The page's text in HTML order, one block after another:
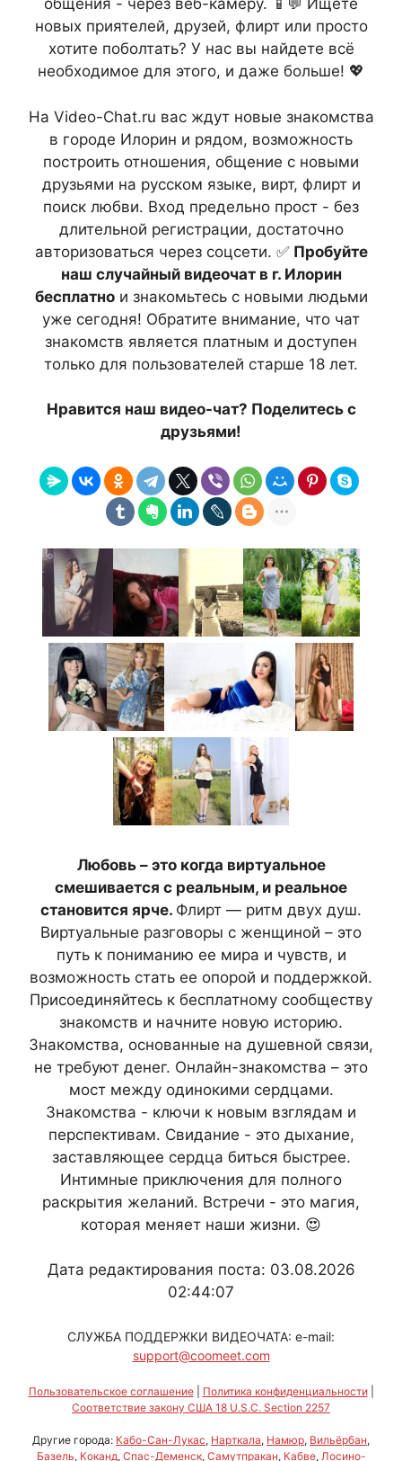
общения - через веб-камеру. 📱💬 Ищете
новых приятелей, друзей, флирт или просто
хотите поболтать? У нас вы найдете всё
необходимое для этого, и даже больше! 💖
На Video-Chat.ru вас ждут новые знакомства
в городе Илорин и рядом, возможность
построить отношения, общение с новыми
друзьями на русском языке, вирт, флирт и
поиск любви. Вход предельно прост - без
длительной регистрации, достаточно
авторизоваться через соцсети. ✅ Пробуйте
наш случайный видеочат в г. Илорин
бесплатнои знакомьтесь с новыми людьми
уже сегодня! Обратите внимание, что чат
знакомств является платным и доступен
только для пользователей старше 18 лет.
Нравится наш видео-чат? Поделитесь с
друзьями!
Любовь – это когда виртуальное
смешивается с реальным, и реальное
становится ярче. Флирт — ритм двух душ.
Виртуальные разговоры с женщиной – это
путь к пониманию ее мира и чувств, и
возможность стать ее опорой и поддержкой.
Присоединяйтесь к бесплатному сообществу
знакомств и начните новую историю.
Знакомства, основанные на душевной связи,
не требуют денег. Онлайн-знакомства – это
мост между одинокими сердцами.
Знакомства - ключи к новым взглядам и
перспективам. Свидание - это дыхание,
заставляющее сердца биться быстрее.
Интимные приключения для полного
раскрытия желаний. Встречи - это магия,
которая меняет наши жизни. 😍
Дата редактирования поста: 03.08.2026
02:44:07
СЛУЖБА ПОДДЕРЖКИ ВИДЕОЧАТА: e-mail:
support@coomeet.com
Пользовательское соглашение| Политика конфиденциальности|
Соответствие закону США 18 U.S.C. Section 2257
Другие города: Кабо-Сан-Лукас, Нарткала, Намюр, Вильёрбан,
Базель, Коканд, Спас-Деменск, Самутпракан, Кабве, Лосино-